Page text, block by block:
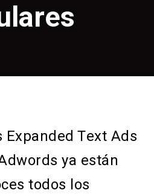
Expanded Text Ads
ya están
todos los